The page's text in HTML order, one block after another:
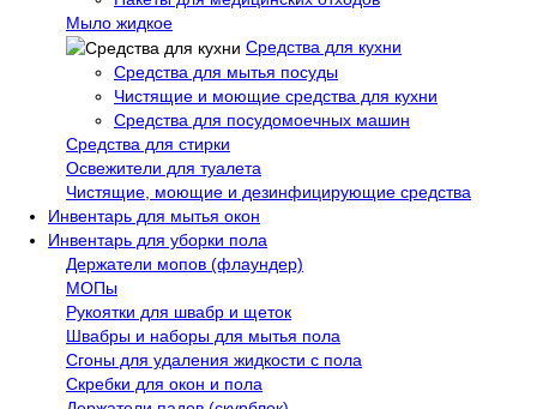
Мыло жидкое
Средства для кухни
Средства для мытья посуды
Чистящие и моющие средства для кухни
Средства для посудомоечных машин
Средства для стирки
Освежители для туалета
Чистящие, моющие и дезинфицирующие средства
Инвентарь для мытья окон
Инвентарь для уборки пола
Держатели мопов (флаундер)
МОПы
Рукоятки для швабр и щеток
Швабры и наборы для мытья пола
Сгоны для удаления жидкости с пола
Скребки для окон и пола